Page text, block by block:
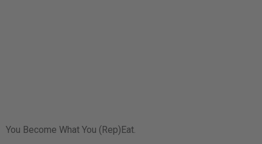
You Become What You (Rep)Eat.